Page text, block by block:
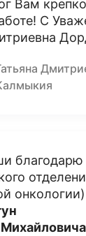
Вам
С
благодарю